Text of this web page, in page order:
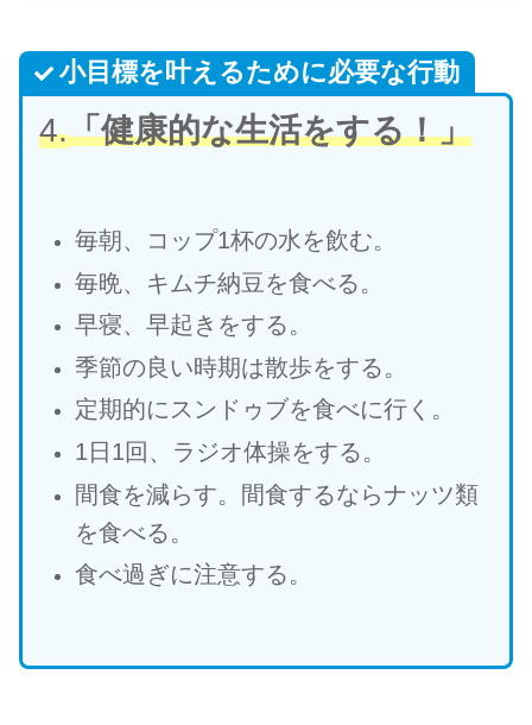
小目標を叶えるために必要な行動
4.「健康的な生活をする！」
毎朝、コップ1杯の水を飲む。
毎晩、キムチ納豆を食べる。
早寝、早起きをする。
季節の良い時期は散歩をする。
定期的にスンドゥブを食べに行く。
1日1回、ラジオ体操をする。
間食を減らす。間食するならナッツ類
を食べる。
食べ過ぎに注意する。